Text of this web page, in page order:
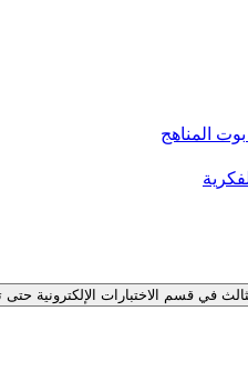
بوت المناهج
الإلكترونية حتى تاريخ 06-